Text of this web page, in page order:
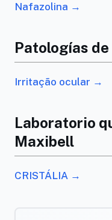
Nafazolina →
Patologías
Irritação ocular →
Laboratorio
Maxibell
CRISTÁLIA →